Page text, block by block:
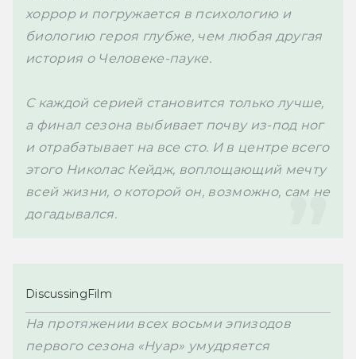
хоррор и погружается в психологию и
биологию героя глубже, чем любая другая
история о Человеке-пауке.
С каждой серией становится только лучше,
а финал сезона выбивает почву из-под ног
и отрабатывает на все сто. И в центре всего
этого Николас Кейдж, воплощающий мечту
всей жизни, о которой он, возможно, сам не
догадывался.
DiscussingFilm
На протяжении всех восьми эпизодов
первого сезона «Нуар» умудряется